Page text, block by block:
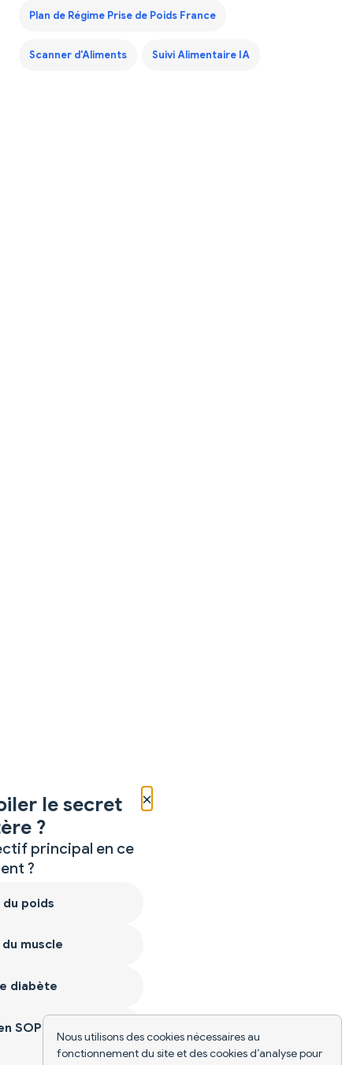
Nous utilisons des cookies nécessaires au
fonctionnement du site et des cookies d’analyse pour
Plan de Régime Prise de Poids France
Scanner d'Aliments Suivi Alimentaire IA
×
le secret
?
principal en ce
?
poids
muscle
diabète
SOPK